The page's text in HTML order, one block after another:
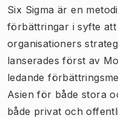
Six Sigma är en
förbättringar i syfte
organisationers
lanserades först av
ledande
Asien för både stora
både privat och